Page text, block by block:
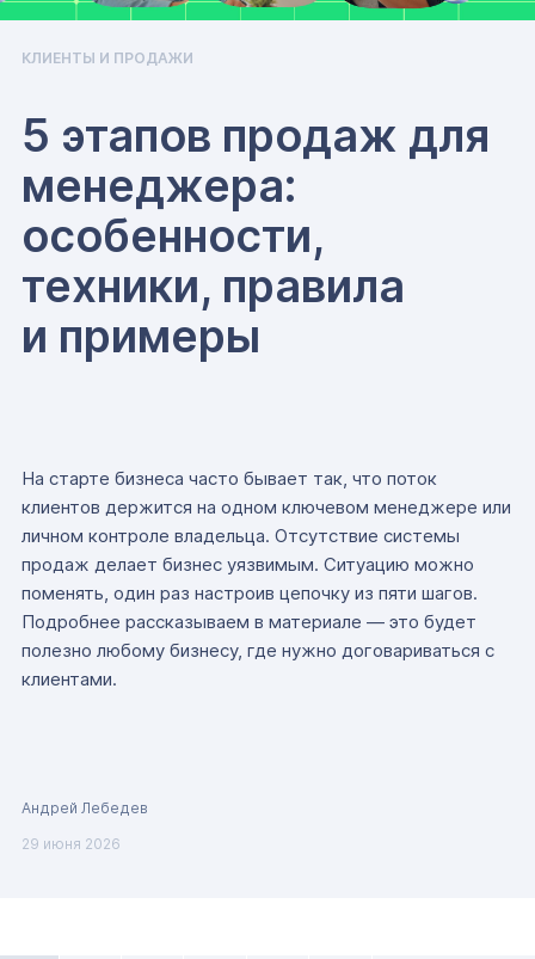
КЛИЕНТЫ И ПРОДАЖИ
5 этапов продаж для
менеджера:
особенности,
техники, правила
и примеры
На старте бизнеса часто бывает так, что поток
клиентов держится на одном ключевом менеджере или
личном контроле владельца. Отсутствие системы
продаж делает бизнес уязвимым. Ситуацию можно
поменять, один раз настроив цепочку из пяти шагов.
Подробнее рассказываем в материале — это будет
полезно любому бизнесу, где нужно договариваться с
клиентами.
Андрей Лебедев
29 июня 2026